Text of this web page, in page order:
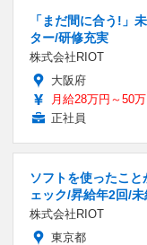
「まだ間に合う!」
ター/研修充実
株式会社RIOT
大阪府
月給28万円～50万
正社員
ソフトを使ったこ
ェック/昇給年2回/
株式会社RIOT
東京都